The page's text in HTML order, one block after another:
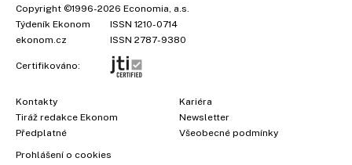
Copyright ©1996-2026 Economia, a.s.
Týdeník Ekonom
ISSN 1210-0714
ekonom.cz
ISSN 2787-9380
Certifikováno:
Kontakty
Tiráž redakce Ekonom
Předplatné
Kariéra
Newsletter
Všeobecné podmínky
Prohlášení o cookies